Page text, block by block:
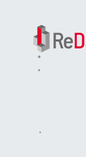
ReData